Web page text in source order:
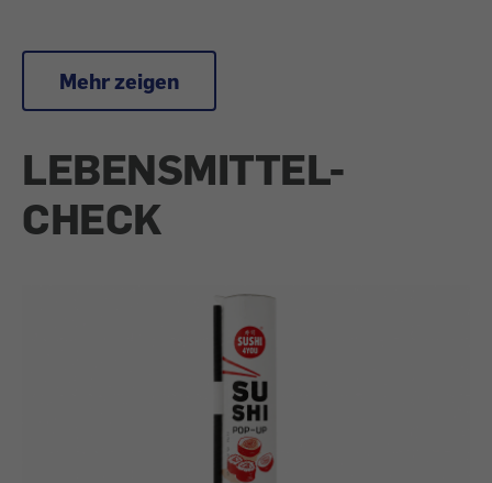
Mehr zeigen
LEBENSMITTEL-
CHECK